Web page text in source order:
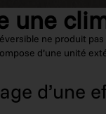
une
ne produit
d’une unité
d’une